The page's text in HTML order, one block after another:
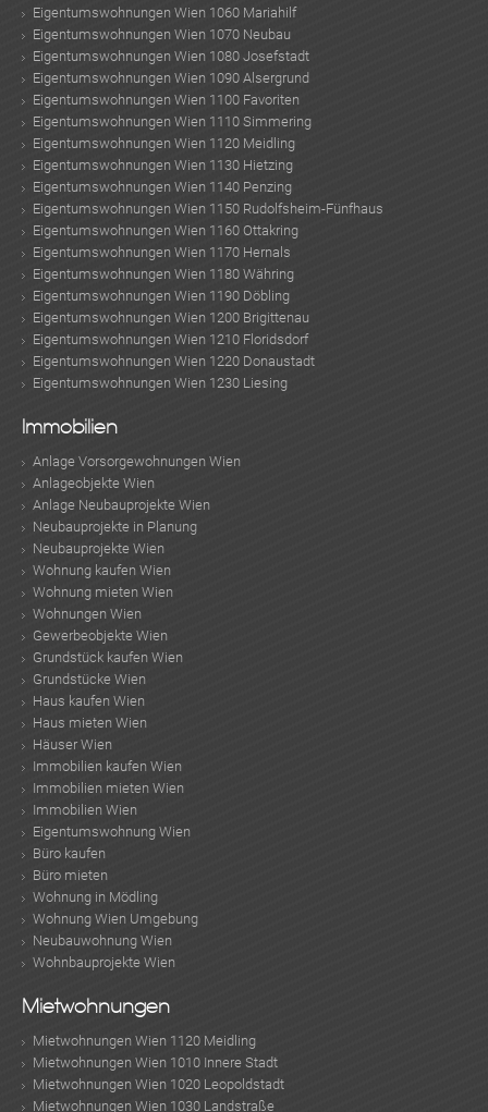
Eigentumswohnungen Wien 1060 Mariahilf
Eigentumswohnungen Wien 1070 Neubau
Eigentumswohnungen Wien 1080 Josefstadt
Eigentumswohnungen Wien 1090 Alsergrund
Eigentumswohnungen Wien 1100 Favoriten
Eigentumswohnungen Wien 1110 Simmering
Eigentumswohnungen Wien 1120 Meidling
Eigentumswohnungen Wien 1130 Hietzing
Eigentumswohnungen Wien 1140 Penzing
Eigentumswohnungen Wien 1150 Rudolfsheim-Fünfhaus
Eigentumswohnungen Wien 1160 Ottakring
Eigentumswohnungen Wien 1170 Hernals
Eigentumswohnungen Wien 1180 Währing
Eigentumswohnungen Wien 1190 Döbling
Eigentumswohnungen Wien 1200 Brigittenau
Eigentumswohnungen Wien 1210 Floridsdorf
Eigentumswohnungen Wien 1220 Donaustadt
Eigentumswohnungen Wien 1230 Liesing
Immobilien
Anlage Vorsorgewohnungen Wien
Anlageobjekte Wien
Anlage Neubauprojekte Wien
Neubauprojekte in Planung
Neubauprojekte Wien
Wohnung kaufen Wien
Wohnung mieten Wien
Wohnungen Wien
Gewerbeobjekte Wien
Grundstück kaufen Wien
Grundstücke Wien
Haus kaufen Wien
Haus mieten Wien
Häuser Wien
Immobilien kaufen Wien
Immobilien mieten Wien
Immobilien Wien
Eigentumswohnung Wien
Büro kaufen
Büro mieten
Wohnung in Mödling
Wohnung Wien Umgebung
Neubauwohnung Wien
Wohnbauprojekte Wien
Mietwohnungen
Mietwohnungen Wien 1120 Meidling
Mietwohnungen Wien 1010 Innere Stadt
Mietwohnungen Wien 1020 Leopoldstadt
Mietwohnungen Wien 1030 Landstraße